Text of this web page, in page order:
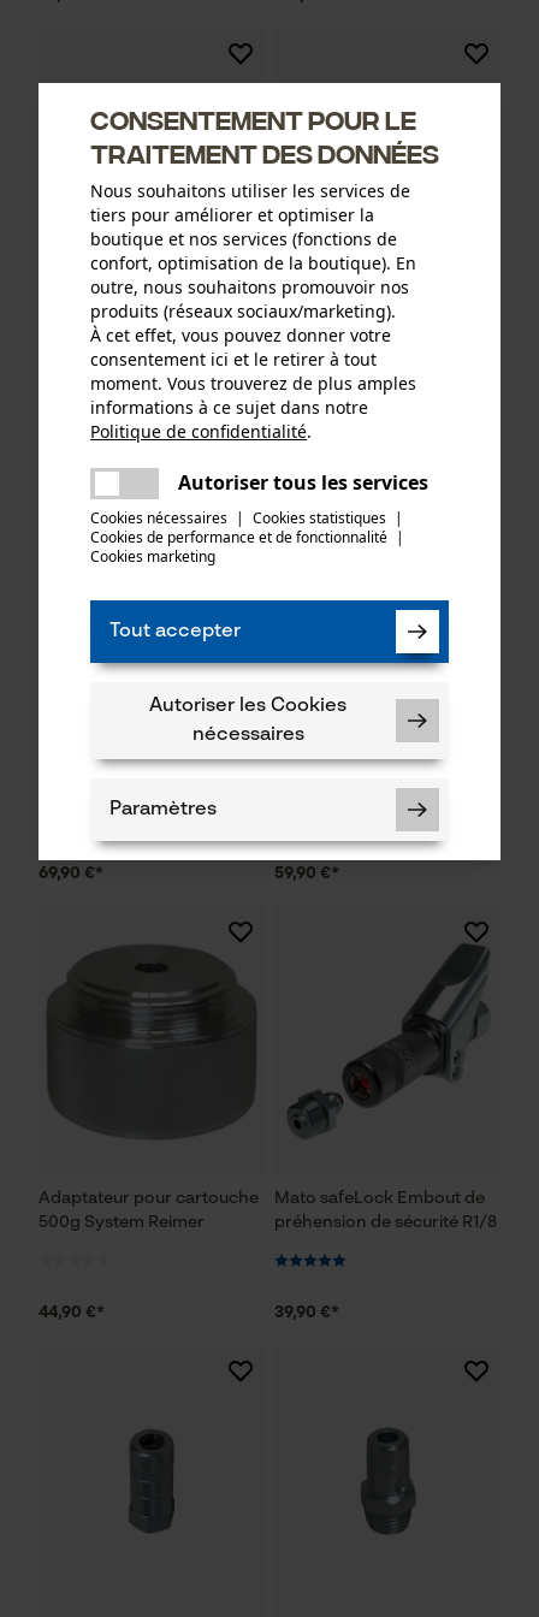
Sangle de transport
12,90 €*
Batterie AMPShare 18 V  4,0
Ah Mato
89,90 €*
Assortiment de graisseurs
69,90 €*
Chargeur Mato AMPShare
59,90 €*
Adaptateur pour cartouche
500g System Reimer
44,90 €*
Mato safeLock Embout de
préhension de sécurité R1/8
39,90 €*
Consentement pour le
traitement des données
Nous souhaitons utiliser les services de
tiers pour améliorer et optimiser la
boutique et nos services (fonctions de
confort, optimisation de la boutique). En
outre, nous souhaitons promouvoir nos
produits (réseaux sociaux/marketing).
À cet effet, vous pouvez donner votre
consentement ici et le retirer à tout
moment. Vous trouverez de plus amples
informations à ce sujet dans notre
Politique de confidentialité.
Autoriser tous les services
Cookies nécessaires | Cookies statistiques |
Cookies de performance et de fonctionnalité |
Cookies marketing
Tout accepter
Autoriser les Cookies
nécessaires
Paramètres
Cookies nécessaires
Vérifier linstallation de cookies
ID de session
Econda Tag Manager
Cookies statistiques
Mouseflow Web Analytics Tool
Une erreur s'est produite. Veuillez
essayer encore.
partager
partager
mail